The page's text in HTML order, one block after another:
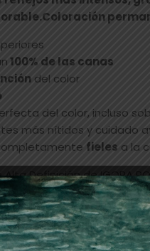
Coloración
100% de las canas
del color
del color, incluso
más nítidos y cuidado
fieles a la
Definición de IGORA
re-diseñados para:
más claras
fidedignos a la carta
máxima cobertura